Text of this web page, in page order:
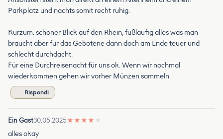
Parkplatz und nachts somit recht ruhig.
Kurzum: schöner Blick auf den Rhein, fußläufig alles was man
braucht aber für das Gebotene dann doch am Ende teuer und
schlecht durchdacht.
Für eine Durchreisenacht für uns ok. Wenn wir nochmal
wiederkommen gehen wir vorher Münzen sammeln.
Rispondi
Ein Gast30.05.2025★ ★ ★ ★ ★
alles okay